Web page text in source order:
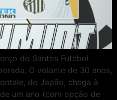
do Santos Futebol
O volante de 30 anos,
do Japão, chega à
um ano (com opção de